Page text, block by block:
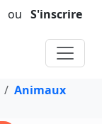
ou S'inscrire
Animaux